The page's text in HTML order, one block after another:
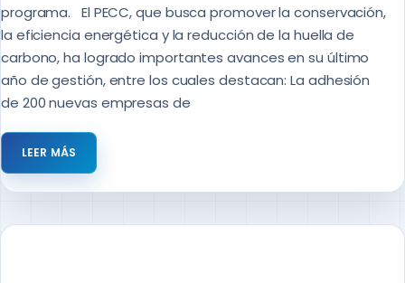
programa. El PECC, que busca promover la conservación,
la eficiencia energética y la reducción de la huella de
carbono, ha logrado importantes avances en su último
año de gestión, entre los cuales destacan: La adhesión
de 200 nuevas empresas de
LEER MÁS